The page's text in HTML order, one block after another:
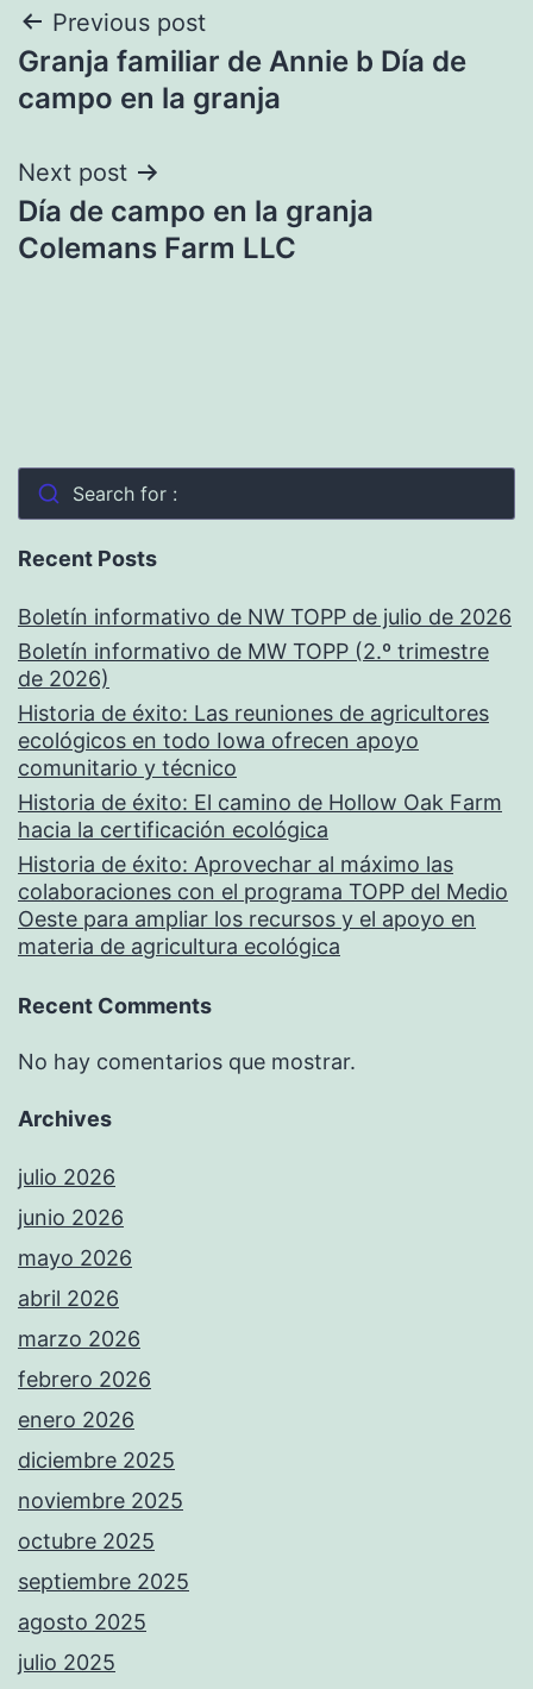
Navegación
de
Previous post
Granja familiar de Annie b Día de
campo en la granja
Next post
Día de campo en la granja
Colemans Farm LLC
Search for :
Recent Posts
Boletín informativo de NW TOPP de julio de 2026
Boletín informativo de MW TOPP (2.º trimestre
de 2026)
Historia de éxito: Las reuniones de agricultores
ecológicos en todo Iowa ofrecen apoyo
comunitario y técnico
Historia de éxito: El camino de Hollow Oak Farm
hacia la certificación ecológica
Historia de éxito: Aprovechar al máximo las
colaboraciones con el programa TOPP del Medio
Oeste para ampliar los recursos y el apoyo en
materia de agricultura ecológica
Recent Comments
No hay comentarios que mostrar.
Archives
julio 2026
junio 2026
mayo 2026
abril 2026
marzo 2026
febrero 2026
enero 2026
diciembre 2025
noviembre 2025
octubre 2025
septiembre 2025
agosto 2025
julio 2025